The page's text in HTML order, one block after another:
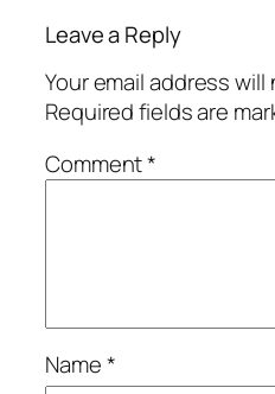
Leave a Reply
Your email address
Required fields are
Comment*
Name*